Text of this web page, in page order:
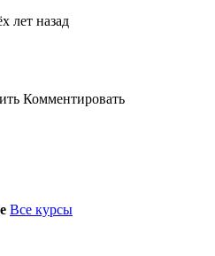
лет назад
Комментировать
Все курсы